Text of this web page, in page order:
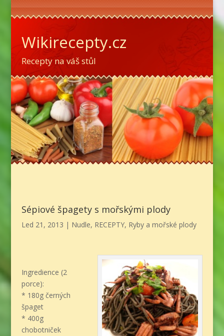
Wikirecepty.cz
Recepty na váš stůl
Sépiové špagety s mořskými plody
Led 21, 2013 | Nudle, RECEPTY, Ryby a mořské plody
Ingredience (2
porce):
* 180g černých
špaget
* 400g
chobotniček